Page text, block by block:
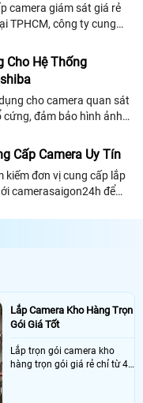
camera giám sát giá rẻ
TPHCM, công ty cung
tín nhất mà bạn nên
Cho Hệ Thống
cho camera quan sát
cứng, đảm bảo hình ảnh
ổ cứng...
Cấp Camera Uy Tín
kiếm đơn vị cung cấp lắp
camerasaigon24h để
Lắp Camera Kho Hàng Trọn
Gói Giá Tốt
Lắp trọn gói camera kho
hàng trọn gói giá rẻ chỉ từ 4